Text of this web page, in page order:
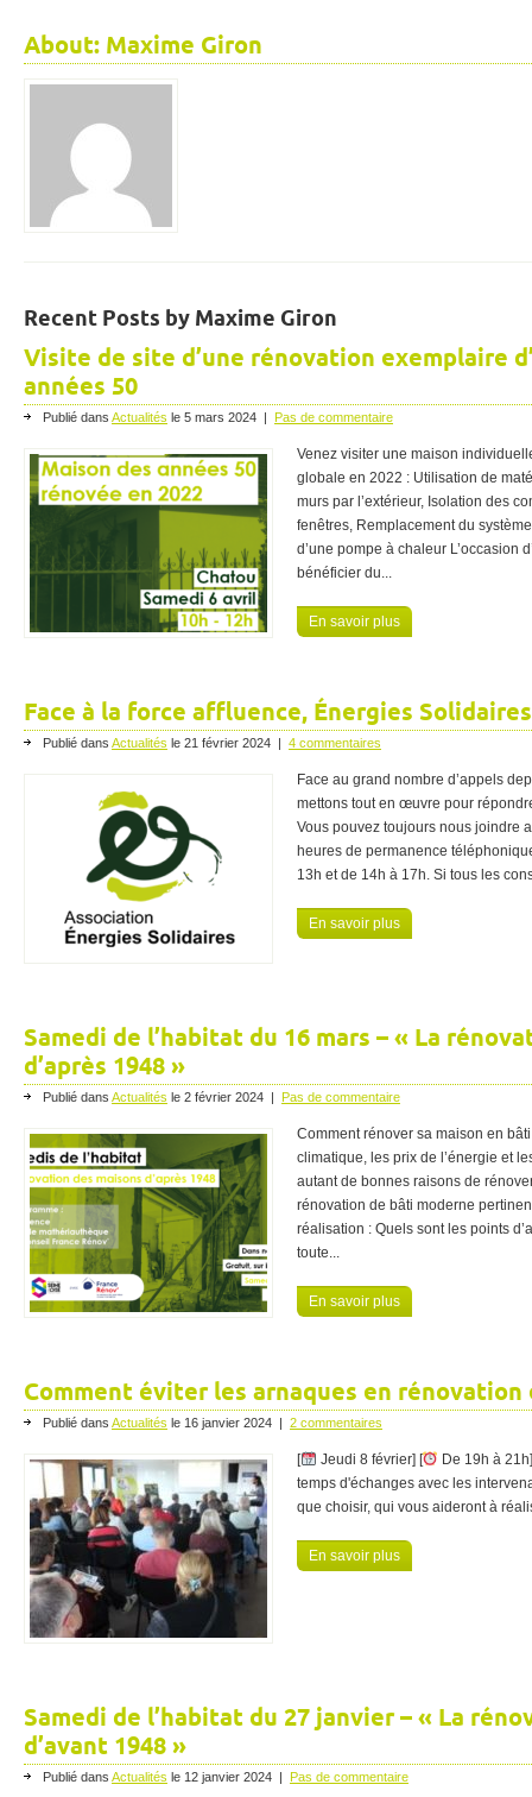
About: Maxime Giron
Recent Posts by Maxime Giron
Visite de site d’une rénovation exemplaire
années 50
Publié dans Actualités le 5 mars 2024 | Pas de commentaire
Venez visiter une maison
globale en 2022 : Utilisation de
murs par l’extérieur, Isolation des
fenêtres, Remplacement du
d’une pompe à chaleur L’occasion
bénéficier du...
En savoir plus
Face à la force affluence, Énergies
Publié dans Actualités le 21 février 2024 | 4 commentaires
Face au grand nombre d’appels
mettons tout en œuvre pour
Vous pouvez toujours nous joindre
heures de permanence
13h et de 14h à 17h. Si tous les
En savoir plus
Samedi de l’habitat du 16 mars – « La
d’après 1948 »
Publié dans Actualités le 2 février 2024 | Pas de commentaire
Comment rénover sa maison en
climatique, les prix de l’énergie et
autant de bonnes raisons de
rénovation de bâti moderne
réalisation : Quels sont les points
toute...
En savoir plus
Comment éviter les arnaques en rénovation
Publié dans Actualités le 16 janvier 2024 | 2 commentaires
[ Jeudi 8 février] [
De 19h à
temps d'échanges avec les
que choisir, qui vous aideront à
En savoir plus
Samedi de l’habitat du 27 janvier – « La
d’avant 1948 »
Publié dans Actualités le 12 janvier 2024 | Pas de commentaire